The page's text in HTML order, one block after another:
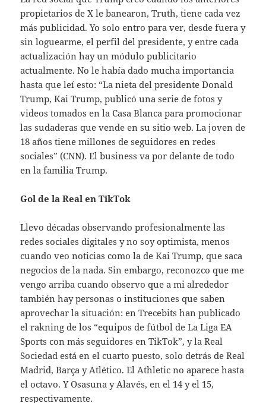
propietarios de X le banearon, Truth, tiene cada vez
más publicidad. Yo solo entro para ver, desde fuera y
sin loguearme, el perfil del presidente, y entre cada
actualización hay un módulo publicitario
actualmente. No le había dado mucha importancia
hasta que leí esto: “La nieta del presidente Donald
Trump, Kai Trump, publicó una serie de fotos y
videos tomados en la Casa Blanca para promocionar
las sudaderas que vende en su sitio web. La joven de
18 años tiene millones de seguidores en redes
sociales” (CNN). El business va por delante de todo
en la familia Trump.
Gol de la Real en TikTok
Llevo décadas observando profesionalmente las
redes sociales digitales y no soy optimista, menos
cuando veo noticias como la de Kai Trump, que saca
negocios de la nada. Sin embargo, reconozco que me
vengo arriba cuando observo que a mi alrededor
también hay personas o instituciones que saben
aprovechar la situación: en Trecebits han publicado
el rakning de los “equipos de fútbol de La Liga EA
Sports con más seguidores en TikTok”, y la Real
Sociedad está en el cuarto puesto, solo detrás de Real
Madrid, Barça y Atlético. El Athletic no aparece hasta
el octavo. Y Osasuna y Alavés, en el 14 y el 15,
respectivamente.